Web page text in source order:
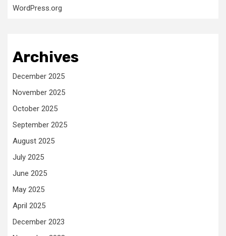
WordPress.org
Archives
December 2025
November 2025
October 2025
September 2025
August 2025
July 2025
June 2025
May 2025
April 2025
December 2023